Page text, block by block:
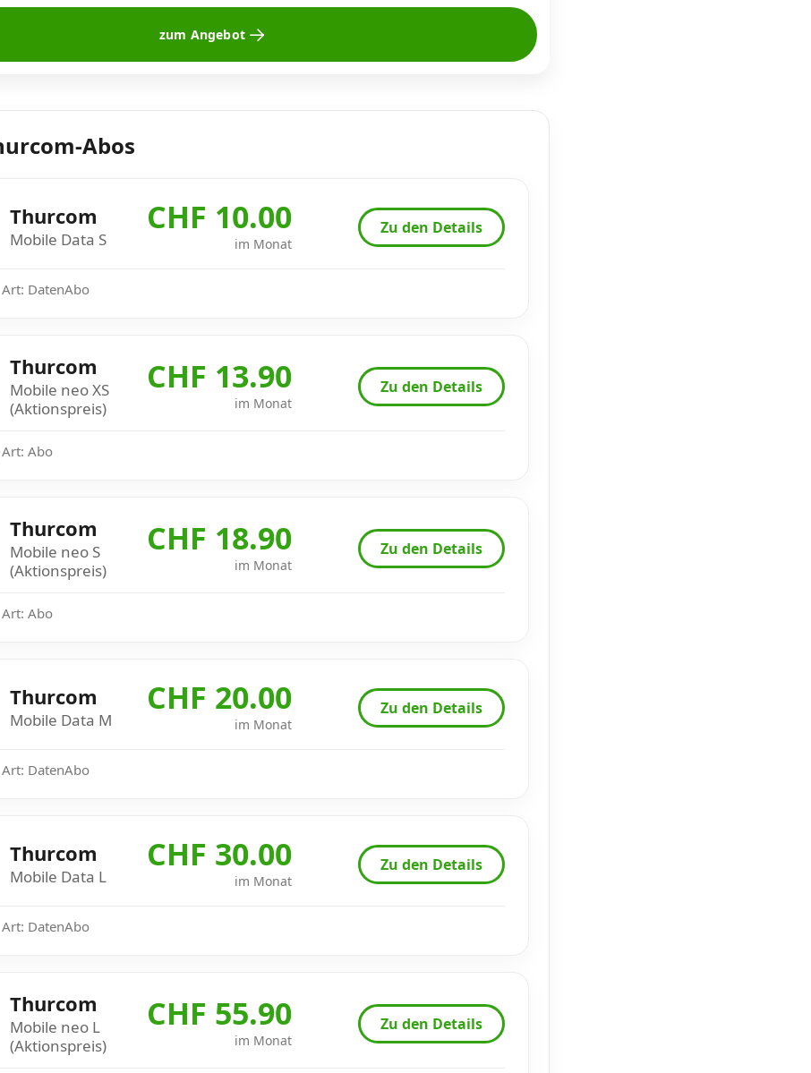
zum Angebot
Abos
Thurcom
Mobile Data S
CHF 10.00
im Monat
Zu den Details
DatenAbo
Thurcom
Mobile neo XS
(Aktionspreis)
CHF 13.90
im Monat
Zu den Details
Abo
Thurcom
Mobile neo S
(Aktionspreis)
CHF 18.90
im Monat
Zu den Details
Abo
Thurcom
Mobile Data M
CHF 20.00
im Monat
Zu den Details
DatenAbo
Thurcom
Mobile Data L
CHF 30.00
im Monat
Zu den Details
DatenAbo
Thurcom
Mobile neo L
(Aktionspreis)
CHF 55.90
im Monat
Zu den Details